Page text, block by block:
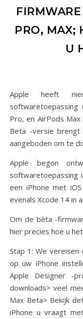
PRO, MAX;
U
Apple heeft nieuwe bèta -versies van de
softwaretoepassing
Pro, en AirPods
Beta -versie
aangeboden om te
Apple begon
softwaretoepassing
een iPhone met
evenals Xcode 14 in
Om de bèta -
hier precies hoe u
Stap 1: We
op uw iPhone
Apple Designer -
downloads> veel
Max Beta> Bekijk
iPhone u vraagt